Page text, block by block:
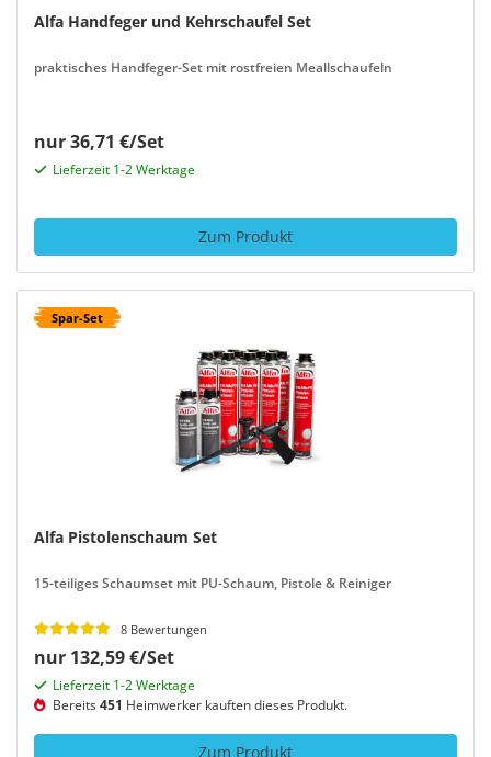
Alfa Handfeger und Kehrschaufel Set
praktisches Handfeger-Set mit rostfreien Meallschaufeln
nur 36,71 €/Set
Lieferzeit 1-2 Werktage
Zum Produkt
Spar-Set
Alfa Pistolenschaum Set
15-teiliges Schaumset mit PU-Schaum, Pistole & Reiniger
8 Bewertungen
nur 132,59 €/Set
Lieferzeit 1-2 Werktage
Bereits451 Heimwerker kauften dieses Produkt.
Zum Produkt